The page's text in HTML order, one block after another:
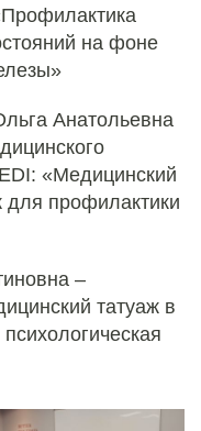
на фоне
Анатольевна
«Медицинский
для профилактики
–
татуаж в